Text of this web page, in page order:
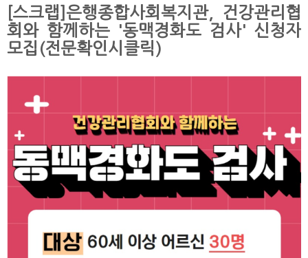
[스크랩]은행종합사회복지관, 건강관리협
회와 함께하는 '동맥경화도 검사' 신청자
모집(전문확인시클릭)